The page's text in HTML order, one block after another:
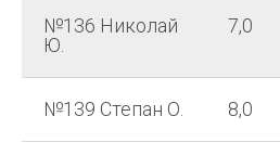
№136 Николай
Ю.
7,0
№139 Степан О. 8,0